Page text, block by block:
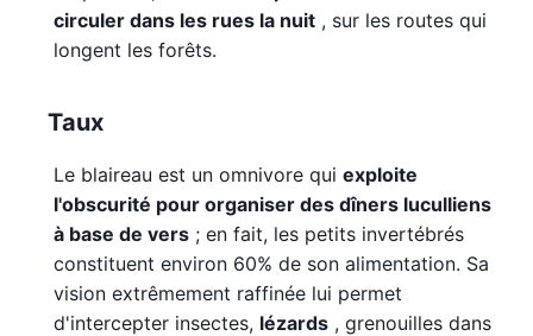
circuler dans les rues la nuit , sur les routes qui
longent les forêts.
Taux
Le blaireau est un omnivore qui exploite
l'obscurité pour organiser des dîners luculliens
à base de vers ; en fait, les petits invertébrés
constituent environ 60% de son alimentation. Sa
vision extrêmement raffinée lui permet
d'intercepter insectes, lézards , grenouilles dans